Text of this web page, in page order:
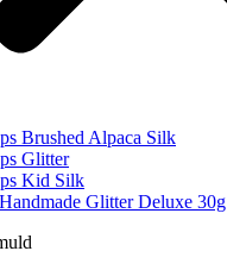
Brushed Alpaca Silk
Glitter
Kid Silk
Glitter Deluxe 30g